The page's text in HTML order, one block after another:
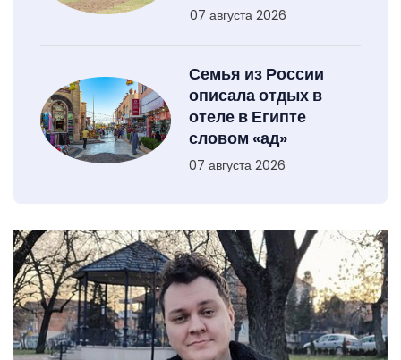
07 августа 2026
Семья из России
описала отдых в
отеле в Египте
словом «ад»
07 августа 2026